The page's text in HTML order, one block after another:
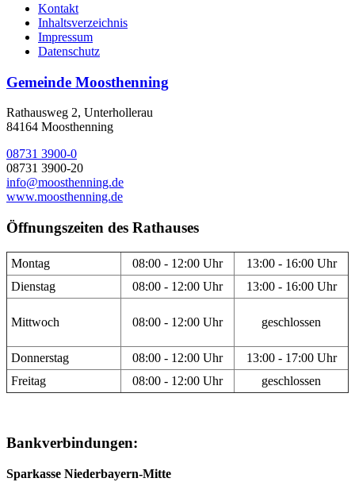
Kontakt
Inhaltsverzeichnis
Impressum
Datenschutz
Gemeinde Moosthenning
Rathausweg 2, Unterhollerau
84164 Moosthenning
08731 3900-0
08731 3900-20
info@moosthenning.de
www.moosthenning.de
Öffnungszeiten des Rathauses
Montag 08:00 - 12:00 Uhr
13:00 - 16:00 Uhr
Dienstag
08:00 - 12:00 Uhr 13:00 - 16:00 Uhr
Mittwoch 08:00 - 12:00 Uhr geschlossen
Donnerstag 08:00 - 12:00 Uhr
13:00 - 17:00 Uhr
Freitag
08:00 - 12:00 Uhr geschlossen
Bankverbindungen:
Sparkasse Niederbayern-Mitte